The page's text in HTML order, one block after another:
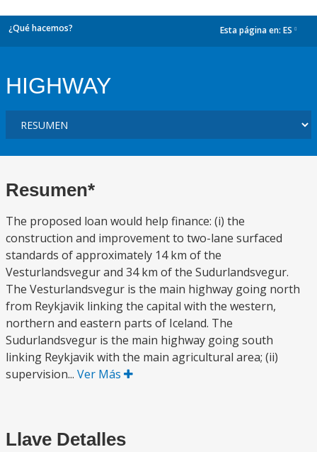
¿Qué hacemos? Esta página en: ES
HIGHWAY
Resumen*
The proposed loan would help finance: (i) the
construction and improvement to two-lane surfaced
standards of approximately 14 km of the
Vesturlandsvegur and 34 km of the Sudurlandsvegur.
The Vesturlandsvegur is the main highway going north
from Reykjavik linking the capital with the western,
northern and eastern parts of Iceland. The
Sudurlandsvegur is the main highway going south
linking Reykjavik with the main agricultural area; (ii)
supervision... Ver Más
Llave Detalles